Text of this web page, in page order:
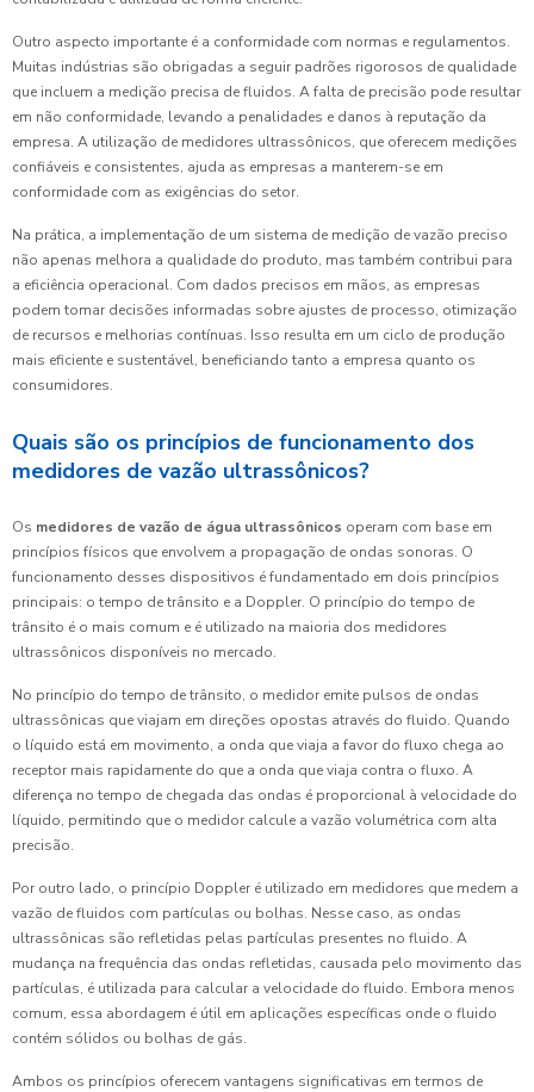
Outro aspecto importante é a conformidade com normas e regulamentos.
Muitas indústrias são obrigadas a seguir padrões rigorosos de qualidade
que incluem a medição precisa de fluidos. A falta de precisão pode resultar
em não conformidade, levando a penalidades e danos à reputação da
empresa. A utilização de medidores ultrassônicos, que oferecem medições
confiáveis e consistentes, ajuda as empresas a manterem-se em
conformidade com as exigências do setor.
Na prática, a implementação de um sistema de medição de vazão preciso
não apenas melhora a qualidade do produto, mas também contribui para
a eficiência operacional. Com dados precisos em mãos, as empresas
podem tomar decisões informadas sobre ajustes de processo, otimização
de recursos e melhorias contínuas. Isso resulta em um ciclo de produção
mais eficiente e sustentável, beneficiando tanto a empresa quanto os
consumidores.
Quais são os princípios de funcionamento dos
medidores de vazão ultrassônicos?
Os medidores de vazão de água ultrassônicos operam com base em
princípios físicos que envolvem a propagação de ondas sonoras. O
funcionamento desses dispositivos é fundamentado em dois princípios
principais: o tempo de trânsito e a Doppler. O princípio do tempo de
trânsito é o mais comum e é utilizado na maioria dos medidores
ultrassônicos disponíveis no mercado.
No princípio do tempo de trânsito, o medidor emite pulsos de ondas
ultrassônicas que viajam em direções opostas através do fluido. Quando
o líquido está em movimento, a onda que viaja a favor do fluxo chega ao
receptor mais rapidamente do que a onda que viaja contra o fluxo. A
diferença no tempo de chegada das ondas é proporcional à velocidade do
líquido, permitindo que o medidor calcule a vazão volumétrica com alta
precisão.
Por outro lado, o princípio Doppler é utilizado em medidores que medem a
vazão de fluidos com partículas ou bolhas. Nesse caso, as ondas
ultrassônicas são refletidas pelas partículas presentes no fluido. A
mudança na frequência das ondas refletidas, causada pelo movimento das
partículas, é utilizada para calcular a velocidade do fluido. Embora menos
comum, essa abordagem é útil em aplicações específicas onde o fluido
contém sólidos ou bolhas de gás.
Ambos os princípios oferecem vantagens significativas em termos de